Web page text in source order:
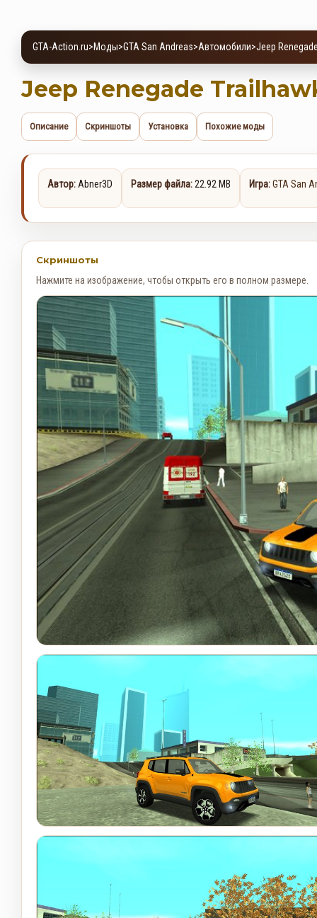
GTA-Action.ru>Моды>GTA San Andreas>Автомобили>Jeep
Jeep Renegade
Описание Скриншоты Установка Похожие моды
Автор: Abner3D Размер файла: 22.92 MB Игра:GTA San
Скриншоты
Нажмите на изображение, чтобы открыть его в полном размере.